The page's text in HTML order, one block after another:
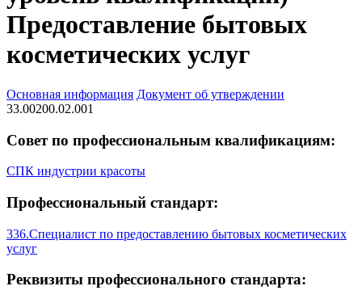
Предоставление бытовых
косметических услуг
Основная информация Документ об утверждении
33.00200.02.001
Совет по профессиональным квалификациям:
СПК индустрии красоты
Профессиональный стандарт:
336.Специалист по предоставлению бытовых косметических
услуг
Реквизиты профессионального стандарта: